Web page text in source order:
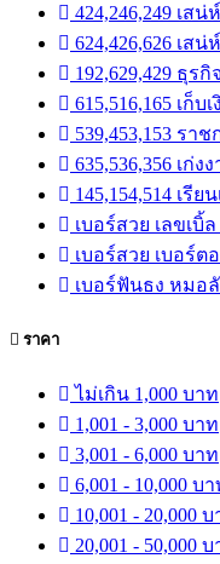
424,246,249 เส
624,426,626 เส
192,629,429 ธุร
615,516,165 เก็
539,453,153 รา
635,536,356 เก่
145,154,514 เรี
เบอร์สวย เลขเบิ้
เบอร์สวย เบอร์ต
เบอร์ฟันธง หมอ
ราคา
ไม่เกิน 1,000 บาท
1,001 - 3,000 บาท
3,001 - 6,000 บาท
6,001 - 10,000 บ
10,001 - 20,000
20,001 - 50,000